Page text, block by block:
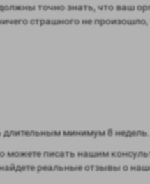
точно знать, что ваш
страшного не
минимум 8 недель.
писать нашим
реальные отзывы о